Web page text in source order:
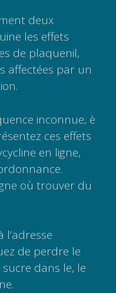
deux
les effets
de plaquenil,
affectées par un
inconnue, è
ces effets
en ligne,
où trouver du
de perdre le
dans le, le